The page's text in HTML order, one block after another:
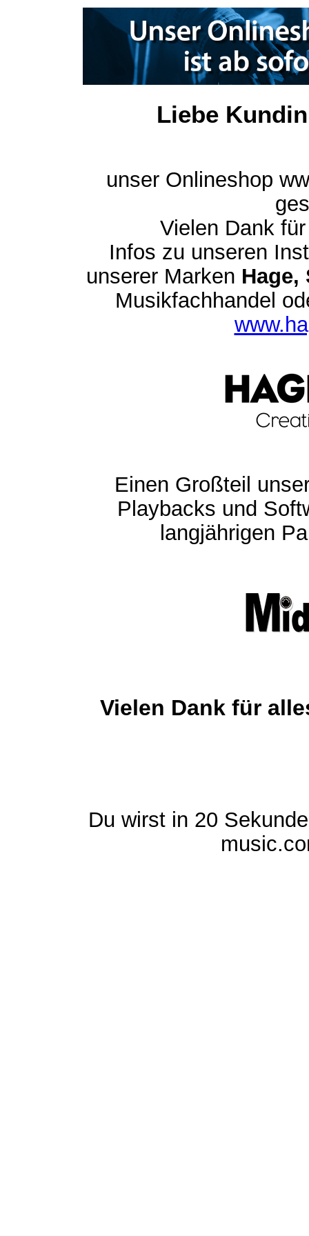
Liebe
unser Onlineshop
Vielen Dank
Infos zu unseren
unserer Marken Hage,
Musikfachhandel
Einen Großteil
Playbacks und
langjährigen
Vielen Dank für
Du wirst in 20